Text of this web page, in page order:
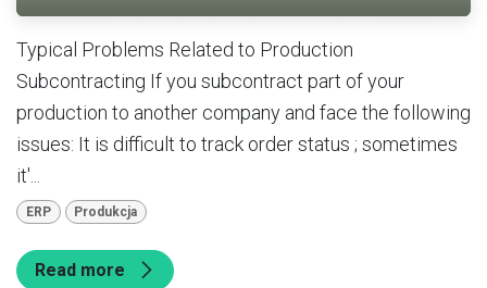
Typical Problems Related to Production
Subcontracting If you subcontract part of your
production to another company and face the following
issues: It is difficult to track order status ; sometimes
it'...
ERP Produkcja
Read more